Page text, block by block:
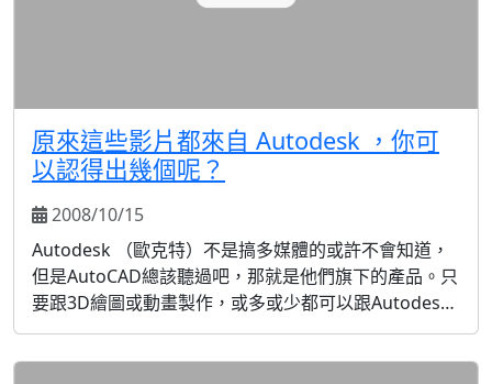
原來這些影片都來自 Autodesk ，你可
以認得出幾個呢？
2008/10/15
Autodesk （歐克特）不是搞多媒體的或許不會知道，
但是AutoCAD總該聽過吧，那就是他們旗下的產品。只
要跟3D繪圖或動畫製作，或多或少都可以跟Autodesk
沾得上邊，下從動畫與電影，上至工程與建築模型，都
可以看得到他們家的產品。 如果你是學多媒體或是工程